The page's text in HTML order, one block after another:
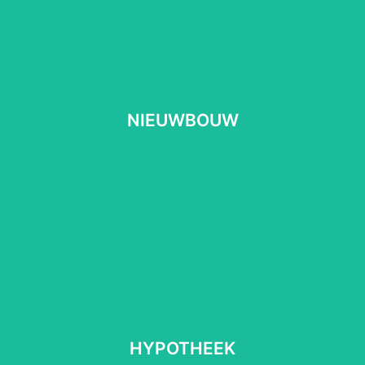
NIEUWBOUW
NIEUWBOUW
HYPOTHEEK
HYPOTHEEK